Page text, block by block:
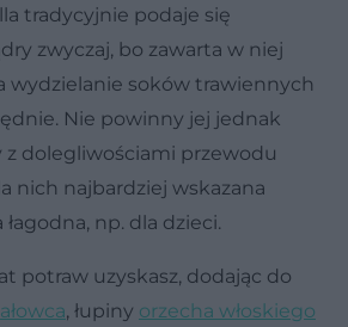
tradycyjnie podaje się
zwyczaj, bo zawarta w niej
wydzielanie soków trawiennych
Nie powinny jej jednak
z dolegliwościami przewodu
nich najbardziej wskazana
np. dla dzieci.
potraw uzyskasz, dodając do
, łupiny orzecha włoskiego